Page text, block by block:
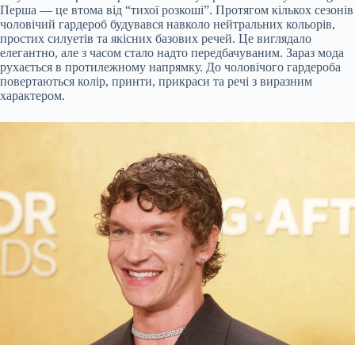
Перша — це втома від “тихої розкоші”. Протягом кількох сезонів
чоловічий гардероб будувався навколо нейтральних кольорів,
простих силуетів та якісних базових речей. Це виглядало
елегантно, але з часом стало надто передбачуваним. Зараз мода
рухається в протилежному напрямку. До чоловічого гардероба
повертаються колір, принти, прикраси та речі з виразним
характером.